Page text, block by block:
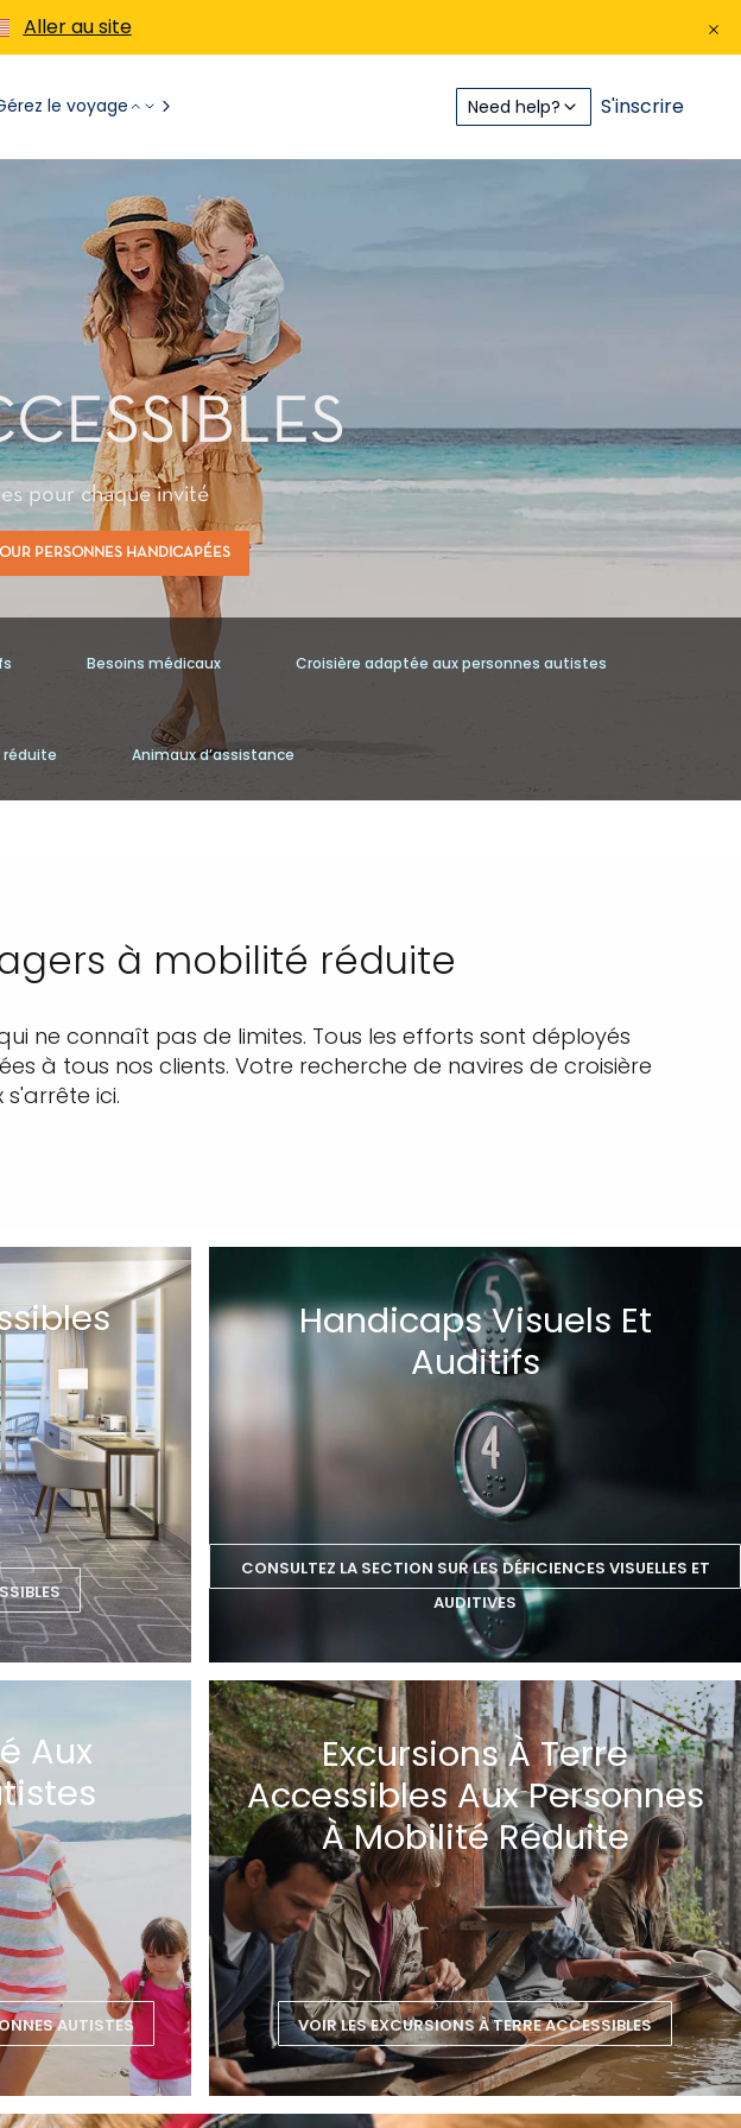
Aller au site
le voyage Need help? S'inscrire
pour chaque invité
PERSONNES HANDICAPÉES
Besoins médicaux Croisière adaptée aux personnes autistes
réduite Animaux d’assistance
à mobilité réduite
ne connaît pas de limites. Tous les efforts sont déployés
à tous nos clients. Votre recherche de navires de croisière
ici.
Handicaps Visuels Et
Auditifs
CONSULTEZ LA SECTION SUR LES DÉFICIENCES VISUELLES ET
AUDITIVES
Aux
AUTISTES
Excursions À Terre
Accessibles Aux Personnes
À Mobilité Réduite
VOIR LES EXCURSIONS À TERRE ACCESSIBLES